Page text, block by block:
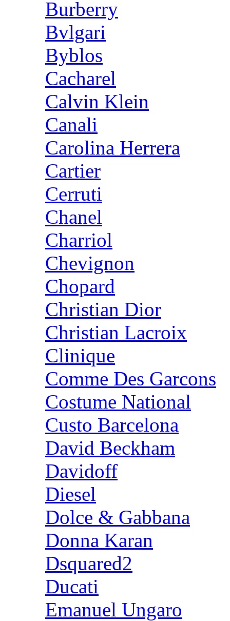
Burberry
Bvlgari
Byblos
Cacharel
Calvin Klein
Canali
Carolina Herrera
Cartier
Cerruti
Chanel
Charriol
Chevignon
Chopard
Christian Dior
Christian Lacroix
Clinique
Comme Des Garcons
Costume National
Custo Barcelona
David Beckham
Davidoff
Diesel
Dolce & Gabbana
Donna Karan
Dsquared2
Ducati
Emanuel Ungaro